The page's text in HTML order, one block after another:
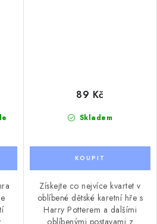
Skladem
89 Kč
Získejte co nejvíce kvartet v
oblíbené dětské karetní hře s
Harry Potterem a dalšími